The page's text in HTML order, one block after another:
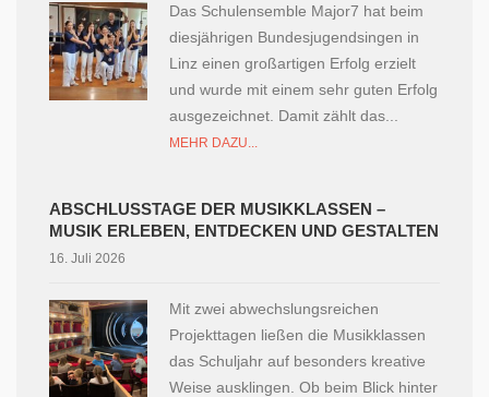
Das Schulensemble Major7 hat beim
diesjährigen Bundesjugendsingen in
Linz einen großartigen Erfolg erzielt
und wurde mit einem sehr guten Erfolg
ausgezeichnet. Damit zählt das...
MEHR DAZU...
ABSCHLUSSTAGE DER MUSIKKLASSEN –
MUSIK ERLEBEN, ENTDECKEN UND GESTALTEN
16. Juli 2026
Mit zwei abwechslungsreichen
Projekttagen ließen die Musikklassen
das Schuljahr auf besonders kreative
Weise ausklingen. Ob beim Blick hinter